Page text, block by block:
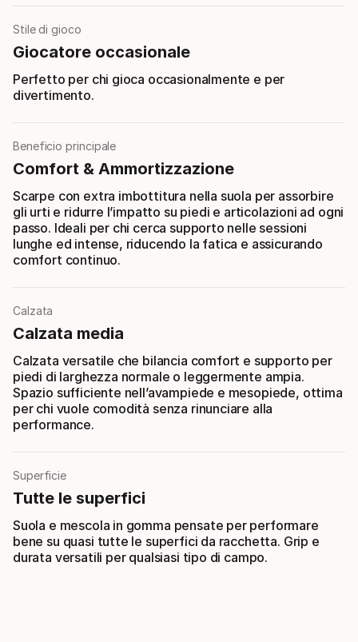
Stile di gioco
Giocatore occasionale
Perfetto per chi gioca occasionalmente e per
divertimento.
Beneficio principale
Comfort & Ammortizzazione
Scarpe con extra imbottitura nella suola per assorbire
gli urti e ridurre l’impatto su piedi e articolazioni ad ogni
passo. Ideali per chi cerca supporto nelle sessioni
lunghe ed intense, riducendo la fatica e assicurando
comfort continuo.
Calzata
Calzata media
Calzata versatile che bilancia comfort e supporto per
piedi di larghezza normale o leggermente ampia.
Spazio sufficiente nell’avampiede e mesopiede, ottima
per chi vuole comodità senza rinunciare alla
performance.
Superficie
Tutte le superfici
Suola e mescola in gomma pensate per performare
bene su quasi tutte le superfici da racchetta. Grip e
durata versatili per qualsiasi tipo di campo.